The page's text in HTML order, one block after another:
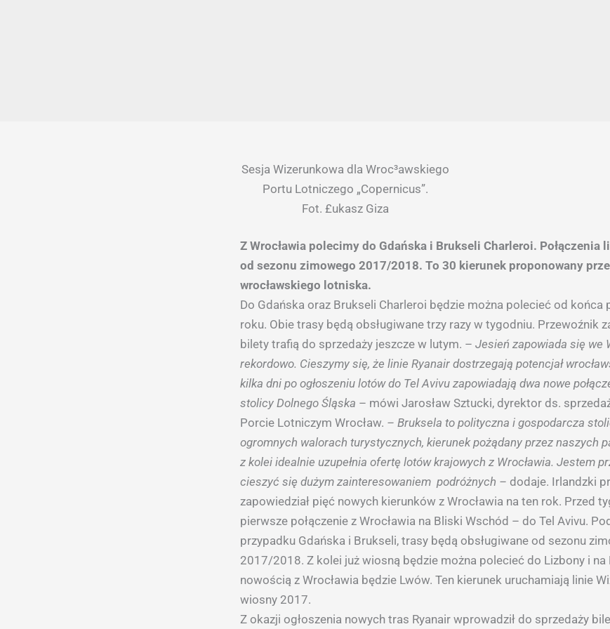
Sesja Wizerunkowa dla Wroc³awskiego
Portu Lotniczego „Copernicus”.
Fot. £ukasz Giza
Z Wrocławia polecimy do Gdańska i Brukseli Charleroi. Połączenia
od sezonu zimowego 2017/2018. To 30 kierunek proponowany
wrocławskiego lotniska.
Do Gdańska oraz Brukseli Charleroi będzie można polecieć od końca
roku. Obie trasy będą obsługiwane trzy razy w tygodniu. Przewoźnik
bilety trafią do sprzedaży jeszcze w lutym. – Jesień zapowiada się we
rekordowo. Cieszymy się, że linie Ryanair dostrzegają potencjał
kilka dni po ogłoszeniu lotów do Tel Avivu zapowiadają dwa nowe
stolicy Dolnego Śląska – mówi Jarosław Sztucki, dyrektor ds.
Porcie Lotniczym Wrocław. – Bruksela to polityczna i gospodarcza
ogromnych walorach turystycznych, kierunek pożądany przez naszych
z kolei idealnie uzupełnia ofertę lotów krajowych z Wrocławia. Jestem
cieszyć się dużym zainteresowaniem podróżnych – dodaje. Irlandzki
zapowiedział pięć nowych kierunków z Wrocławia na ten rok. Przed
pierwsze połączenie z Wrocławia na Bliski Wschód – do Tel Avivu.
przypadku Gdańska i Brukseli, trasy będą obsługiwane od sezonu
2017/2018. Z kolei już wiosną będzie można polecieć do Lizbony i na
nowością z Wrocławia będzie Lwów. Ten kierunek uruchamiają linie
wiosny 2017.
Z okazji ogłoszenia nowych tras Ryanair wprowadził do sprzedaży